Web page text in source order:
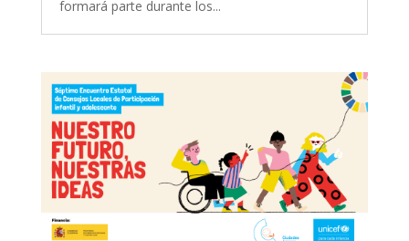
formará parte durante los...